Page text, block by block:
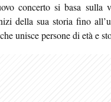
concerto si basa
della sua storia fino
unisce persone di età e